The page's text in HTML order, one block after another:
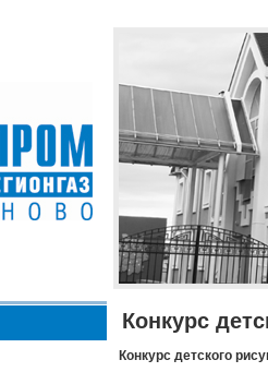
Конкурс
Конкурс детского